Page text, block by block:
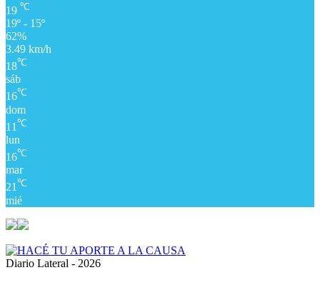
19 ℃
19º - 15º
62%
3.49 km/h
18℃
sáb
16℃
dom
11 ℃
lun
16℃
mar
21℃
mié
Diario Lateral - 2026